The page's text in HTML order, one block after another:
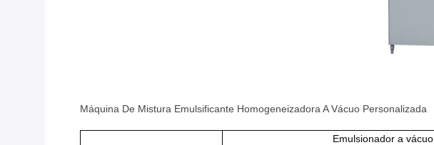
Máquina De Mistura Emulsificante Homogeneizadora A Vácuo Personalizada
Emulsionador a vácuo